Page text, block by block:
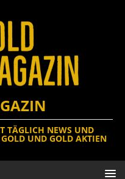
TÄGLICH NEWS UND
UND GOLD AKTIEN